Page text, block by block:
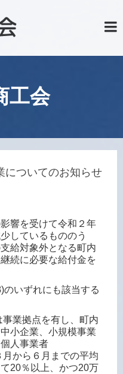
工会
についてのお知らせ
響を受けて令和２年
しているもののう
給対象外となる町内
続に必要な給付金を
いずれにも該当する
業拠点を有し、町内
小企業、小規模事業
人事業者
から６月までの平均
20％以上、かつ20万